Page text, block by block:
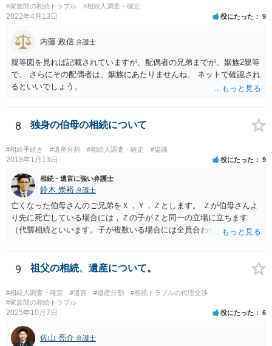
#家族間の相続トラブル #相続人調査・確定
2022年4月13日 役にたった 9
内藤 政信 弁護士
親等図を見れば記載されていますが、配偶者の兄弟までが、姻族2親等
で、 さらにその配偶者は、姻族にあたりませんね。 ネットで確認され
るといいでしょう。
8 独身の伯母の相続について
#相続手続き #遺産分割 #相続人調査・確定 #協議
2018年1月13日 役にたった 9
相続・遺言に強い弁護士
鈴木 崇裕 弁護士
亡くなった伯母さんのご兄弟をＸ，Ｙ，Ｚとします。 Ｚが伯母さんよ
り先に死亡している場合には，Ｚの子がＺと同一の立場に立ちます
（代襲相続といいます。子が複数いる場合には全員合わせてＺと同一
つの相続分を有していますので， そのことを前提として，遺産分割協
議をすることになります（必ずしも３分の１ずつにしなくても，合意
ができれば構いません。）。 今後の対応としては， ①伯母さんの相続
財産（遺産）の全容を整理する（預貯金，有価証券，不動産等の有無
を調べることになります。） ②相続財産に照らし，相続税の申告の準
備をする（税理士の先生にご相談ください。） ③遺産分割協議をする
（ご本人同士で行っても構いませんし，弁護士に相談することもよろ
しいと思います。） ことになります。
9 祖父の相続、遺産について。
#相続人調査・確定 #遺言 #遺産分割
#相続トラブルの代理交渉
#家族間の相続トラブル
2025年10月7日 役にたった 6
佐山 亮介 弁護士